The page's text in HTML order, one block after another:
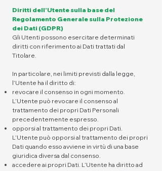
Diritti dell’Utente sulla base del
Regolamento Generale sulla Protezione
dei Dati (GDPR)
Gli Utenti possono esercitare determinati
diritti con riferimento ai Dati trattati dal
Titolare.
In particolare, nei limiti previsti dalla legge,
l’Utente ha il diritto di:
revocare il consenso in ogni momento.
L’Utente può revocare il consenso al
trattamento dei propri Dati Personali
precedentemente espresso.
opporsi al trattamento dei propri Dati.
L’Utente può opporsi al trattamento dei propri
Dati quando esso avviene in virtù di una base
giuridica diversa dal consenso.
accedere ai propri Dati. L’Utente ha diritto ad